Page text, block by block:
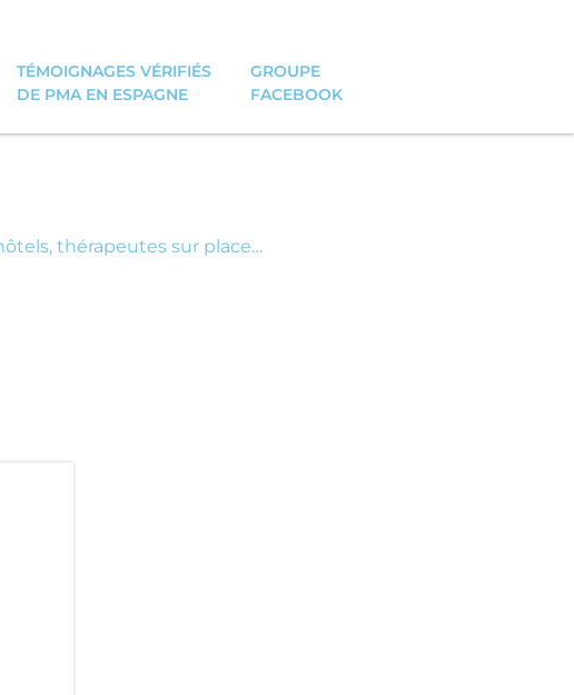
TÉMOIGNAGES VÉRIFIÉS
DE PMA EN ESPAGNE
GROUPE
FACEBOOK
thérapeutes sur place…